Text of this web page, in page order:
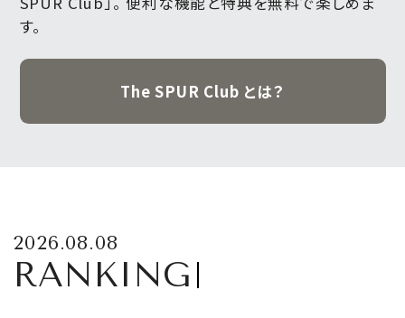
す。
The SPUR Club とは？
2026.08.08
RANKING